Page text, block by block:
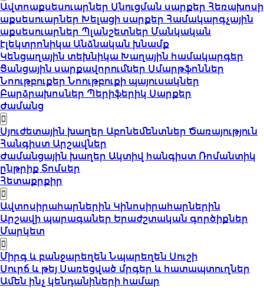
Ավտոաքսեսուարներ Սնուցման սարքեր Հեռախոսի
աքսեսուարներ Խելացի սարքեր Համակարգչային
աքսեսուարներ Պլանշետներ Մանկական
էլեկտրոնիկա Անձնական խնամք
Կենցաղային տեխնիկա Խաղային համակարգեր
Ցանցային սարքավորումներ Սմարթֆոններ
ՆոութբուքերՆոութբուքի պայուսակներ
Բարձրախոսներ Պերիֆերիկ Սարքեր
Ժամանց
Սյուժետային խաղեր Աբոնեմենտներ Ծառայություն
Հանգիստ Արշավներ
Ժամանցային խաղեր Ակտիվ հանգիստ Ռոմանտիկ
ընթրիք Տոմսեր
Հետաքրքիր
Ավտոսիրահարներին Կինոսիրահարներին
Արշավի պարագաներ Երաժշտական գործիքներ
Մարկետ
Միրգ և բանջարեղենՆպարեղեն Սուշի
Սուրճ և թեյ Սառեցված մրգեր և հատապտուղներ
Ամեն ինչ կենդանիների համար